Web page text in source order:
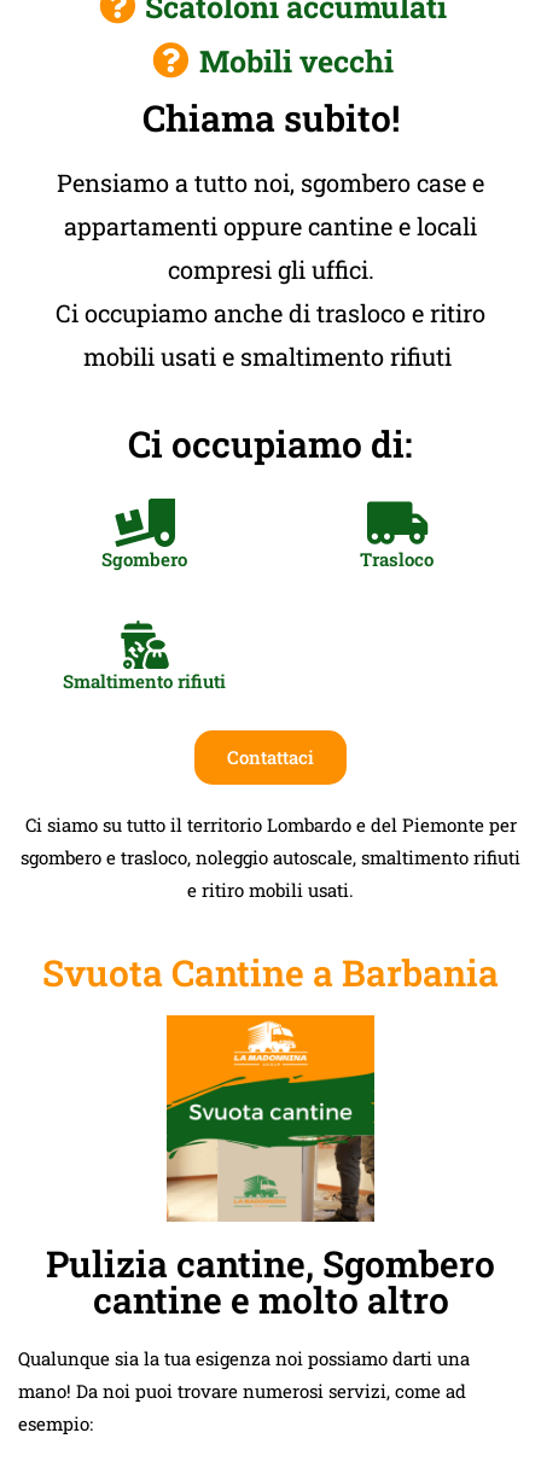
Mobili vecchi
Chiama subito!
Pensiamo a tutto noi, sgombero case e
appartamenti oppure cantine e locali
compresi gli uffici.
Ci occupiamo anche di trasloco e ritiro
mobili usati e smaltimento rifiuti
Ci occupiamo di:
Sgombero Trasloco
Smaltimento rifiuti
Contattaci
Ci siamo su tutto il territorio Lombardo e del Piemonte per
sgombero e trasloco, noleggio autoscale, smaltimento rifiuti
e ritiro mobili usati.
Svuota Cantine a Barbania
Pulizia cantine, Sgombero
cantine e molto altro
Qualunque sia la tua esigenza noi possiamo darti una
mano! Da noi puoi trovare numerosi servizi, come ad
esempio: